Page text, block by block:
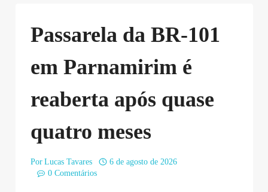
Passarela da BR-101
em Parnamirim é
reaberta após quase
quatro meses
Por Lucas Tavares
6 de agosto de 2026
0 Comentários